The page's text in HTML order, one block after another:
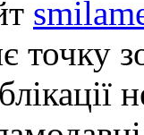
точку